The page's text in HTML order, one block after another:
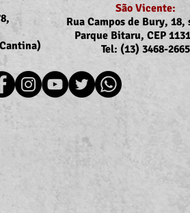
do auxílio-
Implementação dos
valores entra na folha
(pagamento em
São Vicente:
Rua Campos de Bury, 18,
Parque Bitaru, CEP
Tel: (13) 3468-2665